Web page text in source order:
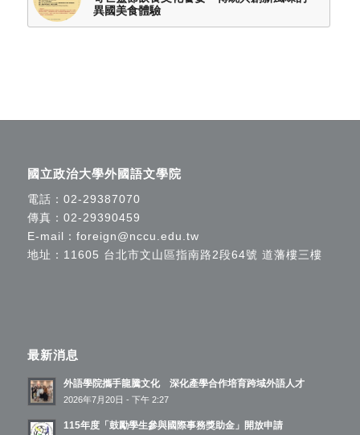
異國美食體驗
國立政治大學外國語文學院
電話： 02-29387070
傳真：02-29390459
E-mail： foreign@nccu.edu.tw
地址：11605 台北市文山區指南路2段64號 道藩樓三樓
最新消息
外語學院攜手龍騰文化 深化產學合作培育跨域外語人才
2026年7月20日 - 下午 2:27
115年度「鼓勵學生參與國際事務獎助金」開放申請